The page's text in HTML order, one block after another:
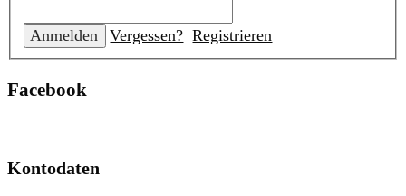
Vergessen? Registrieren
Facebook
Kontodaten